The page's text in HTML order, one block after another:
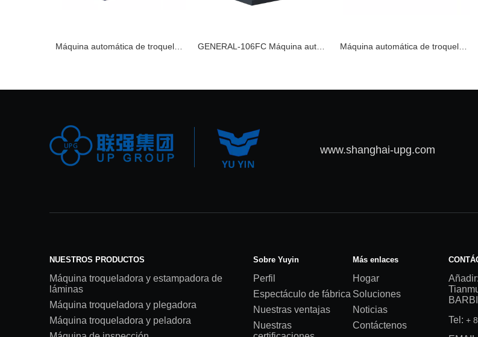
Máquina automática de troquelado y estampado de láminas TYM1060-H GENERAL-106FC Máquina automática troqueladora y estampadora de láminas Máquina automática de troquelado y estampado de láminas TYM1300-H
www.shanghai-upg.com
NUESTROS PRODUCTOS
Máquina troqueladora y estampadora de
láminas
Máquina troqueladora y plegadora
Máquina troqueladora y peladora
Sobre Yuyin
Perfil
Espectáculo de fábrica
Nuestras ventajas
Nuestras
Más enlaces
Hogar
Soluciones
Noticias
Contáctenos
Tel: +